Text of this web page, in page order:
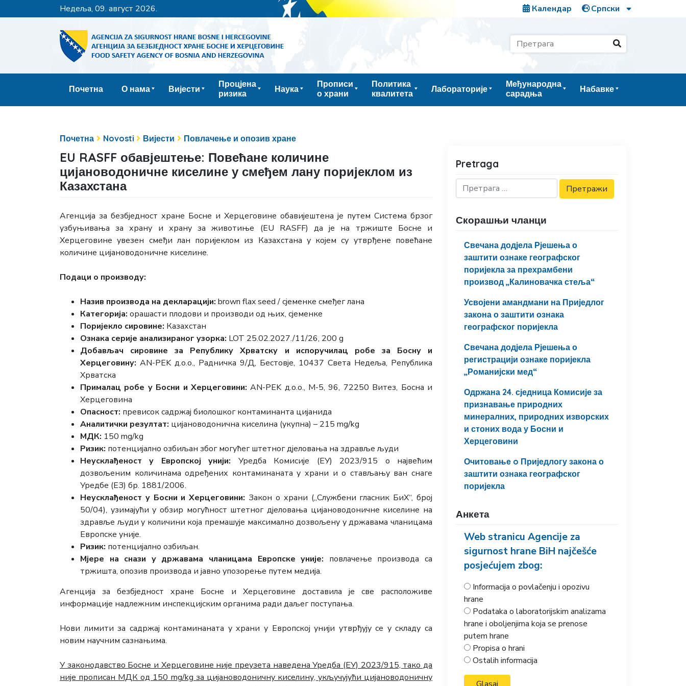
недеља, 09. август 2026. Календар
Почетна О нама Вијести
Процјена
ризика
Наука
Прописи
о храни
Политика
квалитета
Лабораторије
Међународна
сарадња
Набавке
Почетна Novosti Вијести Повлачење и опозив хране
EU RASFF обавјештење: Повећане количине
цијановодоничне киселине у смеђем лану поријеклом из
Казахстана
Агенција за безбједност хране Босне и Херцеговине обавијештена је путем Система брзог
узбуњивања за храну и храну за животиње (EU RASFF) да је на тржиште Босне и
Херцеговине увезен смеђи лан поријеклом из Казахстана у којем су утврђене повећане
количине цијановодоничне киселине.
Подаци о производу:
Назив производа на декларацији: brown flax seed / сјеменке смеђег лана
Категорија: орашасти плодови и производи од њих, сјеменке
Поријекло сировине: Казахстан
Ознака серије анализираног узорка: LOT 25.02.2027./11/26, 200 g
Добављач сировине за Републику Хрватску и испоручилац робе за Босну и
Херцеговину: AN-PEK д.о.о., Радничка 9/Д, Бестовје, 10437 Света Недеља, Република
Хрватска
Прималац робе у Босни и Херцеговини: AN-PEK д.о.о., М-5, 96, 72250 Витез, Босна и
Херцеговина
Опасност: превисок садржај биолошког контаминанта цијанида
Аналитички резултат: цијановодонична киселина (укупна) – 215 mg/kg
МДК: 150 mg/kg
Ризик: потенцијално озбиљан због могућег штетног дјеловања на здравље људи
Неусклађеност у Европској унији: Уредба Комисије (ЕУ) 2023/915 о највећим
дозвољеним количинама одређених контаминаната у храни и о стављању ван снаге
Уредбе (ЕЗ) бр. 1881/2006.
Неусклађеност у Босни и Херцеговини: Закон о храни („Службени гласник БиХ“, број
50/04), узимајући у обзир могућност штетног дјеловања цијановодоничне киселине на
здравље људи у количини која премашује максимално дозвољену у државама чланицама
Европске уније.
Ризик: потенцијално озбиљан.
Мјере на снази у државама чланицама Европске уније: повлачење производа са
тржишта, опозив производа и јавно упозорење путем медија.
Агенција за безбједност хране Босне и Херцеговине доставила је све расположиве
информације надлежним инспекцијским органима ради даљег поступања.
Нови лимити за садржај контаминаната у храни у Европској унији утврђују се у складу са
новим научним сазнањима.
У законодавство Босне и Херцеговине није преузета наведена Уредба (ЕУ) 2023/915, тако да
није прописан МДК од 150 mg/kg за цијановодоничну киселину, укључујући цијановодоничну
Pretraga
Скорашњи чланци
Свечана додјела Рјешења о
заштити ознаке географског
поријекла за прехрамбени
производ „Калиновачка стеља“
Усвојени амандмани на Приједлог
закона о заштити ознака
географског поријекла
Свечана додјела Рјешења о
регистрацији ознаке поријекла
„Романијски мед“
Одржана 24. сједница Комисије за
признавање природних
минералних, природних изворских
и стоних вода у Босни и
Херцеговини
Очитовање o Приједлогу закона о
заштити ознака географског
поријекла
Анкета
Web stranicu Agencije za
sigurnost hrane BiH najčešće
posjećujem zbog:
Informacija o povlačenju i opozivu
hrane
Podataka o laboratorijskim analizama
hrane i oboljenjima koja se prenose
putem hrane
Propisa o hrani
Ostalih informacija